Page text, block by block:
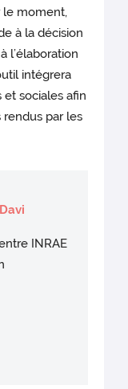
le moment,
à la décision
l’élaboration
intégrera
sociales afin
rendus par les
INRAE